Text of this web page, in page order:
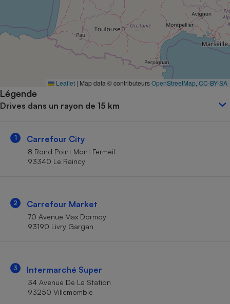
Leaflet | Map data © contributeursOpenStreetMap CC-BY-SA
Légende
Drives dans un rayon de 15 km
1 Carrefour City
8 Rond Point Mont Fermeil
93340 Le Raincy
2 Carrefour Market
70 Avenue Max Dormoy
93190 Livry Gargan
3 Intermarché Super
34 Avenue De La Station
93250 Villemomble
Complément
alimentaire
Assurance emprunteur
Petit électroménager -
Mutuelle